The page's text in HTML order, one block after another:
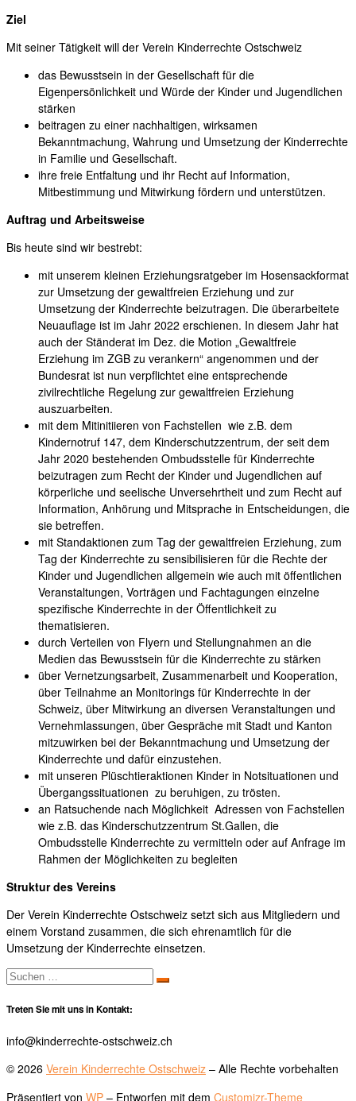
Ziel
Mit seiner Tätigkeit will der Verein Kinderrechte Ostschweiz
das Bewusstsein in der Gesellschaft für die
Eigenpersönlichkeit und Würde der Kinder und Jugendlichen
stärken
beitragen zu einer nachhaltigen, wirksamen
Bekanntmachung, Wahrung und Umsetzung der Kinderrechte
in Familie und Gesellschaft.
ihre freie Entfaltung und ihr Recht auf Information,
Mitbestimmung und Mitwirkung fördern und unterstützen.
Auftrag und Arbeitsweise
Bis heute sind wir bestrebt:
mit unserem kleinen Erziehungsratgeber im Hosensackformat
zur Umsetzung der gewaltfreien Erziehung und zur
Umsetzung der Kinderrechte beizutragen. Die überarbeitete
Neuauflage ist im Jahr 2022 erschienen. In diesem Jahr hat
auch der Ständerat im Dez. die Motion „Gewaltfreie
Erziehung im ZGB zu verankern“ angenommen und der
Bundesrat ist nun verpflichtet eine entsprechende
zivilrechtliche Regelung zur gewaltfreien Erziehung
auszuarbeiten.
mit dem Mitinitiieren von Fachstellen wie z.B. dem
Kindernotruf 147, dem Kinderschutzzentrum, der seit dem
Jahr 2020 bestehenden Ombudsstelle für Kinderrechte
beizutragen zum Recht der Kinder und Jugendlichen auf
körperliche und seelische Unversehrtheit und zum Recht auf
Information, Anhörung und Mitsprache in Entscheidungen, die
sie betreffen.
mit Standaktionen zum Tag der gewaltfreien Erziehung, zum
Tag der Kinderrechte zu sensibilisieren für die Rechte der
Kinder und Jugendlichen allgemein wie auch mit öffentlichen
Veranstaltungen, Vorträgen und Fachtagungen einzelne
spezifische Kinderrechte in der Öffentlichkeit zu
thematisieren.
durch Verteilen von Flyern und Stellungnahmen an die
Medien das Bewusstsein für die Kinderrechte zu stärken
über Vernetzungsarbeit, Zusammenarbeit und Kooperation,
über Teilnahme an Monitorings für Kinderrechte in der
Schweiz, über Mitwirkung an diversen Veranstaltungen und
Vernehmlassungen, über Gespräche mit Stadt und Kanton
mitzuwirken bei der Bekanntmachung und Umsetzung der
Kinderrechte und dafür einzustehen.
mit unseren Plüschtieraktionen Kinder in Notsituationen und
Übergangssituationen zu beruhigen, zu trösten.
an Ratsuchende nach Möglichkeit Adressen von Fachstellen
wie z.B. das Kinderschutzzentrum St.Gallen, die
Ombudsstelle Kinderrechte zu vermitteln oder auf Anfrage im
Rahmen der Möglichkeiten zu begleiten
Struktur des Vereins
Der Verein Kinderrechte Ostschweiz setzt sich aus Mitgliedern und
einem Vorstand zusammen, die sich ehrenamtlich für die
Umsetzung der Kinderrechte einsetzen.
Suche
Suchen …
Treten Sie mit uns in Kontakt:
info@kinderrechte-ostschweiz.ch
© 2026 Verein Kinderrechte Ostschweiz – Alle Rechte vorbehalten
Präsentiert von WP – Entworfen mit dem Customizr-Theme